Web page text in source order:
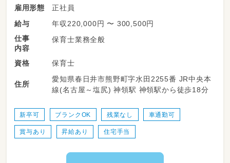
16:00～ 各種レッスン・アクティビティ
※学校休業日は午前からの預かりがあります
業所への配置となる可能性もございます
雇用期間6ヶ月（原則更新・更新上限なし）
・就業の場所の変更の範囲あり:法人内の通勤可
能な事業所に異動の可能性あり
雇用形態
正社員
給与
年収220,000円 〜 300,500円
仕事
内容
保育士業務全般
資格 保育士
住所
愛知県春日井市熊野町字水田2255番 JR中央本
線(名古屋～塩尻) 神領駅 神領駅から徒歩18分
新卒可 ブランクOK 残業なし 車通勤可
賞与あり 昇給あり 住宅手当